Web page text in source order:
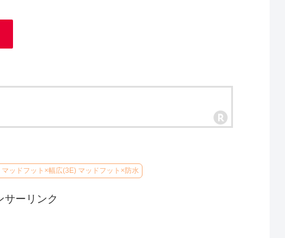
マッドフット×幅広(3E) マッドフット×防水
サーリンク